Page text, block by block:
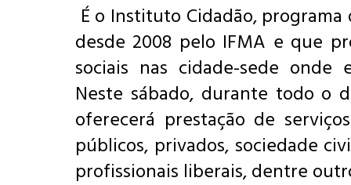
É o Instituto Cidadão,
desde 2008 pelo IFMA e que
sociais nas cidade-sede onde
Neste sábado, durante todo o
oferecerá prestação de
públicos, privados, sociedade
profissionais liberais, dentre